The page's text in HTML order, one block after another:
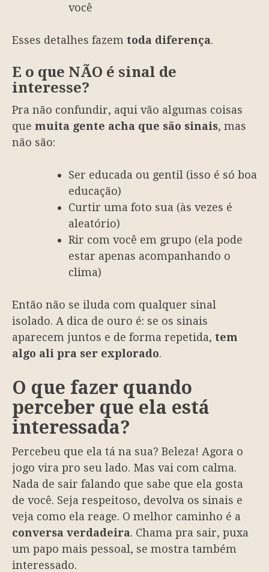
você
Esses detalhes fazem toda diferença.
E o que NÃO é sinal de
interesse?
Pra não confundir, aqui vão algumas coisas
que muita gente acha que são sinais, mas
não são:
Ser educada ou gentil (isso é só boa
educação)
Curtir uma foto sua (às vezes é
aleatório)
Rir com você em grupo (ela pode
estar apenas acompanhando o
clima)
Então não se iluda com qualquer sinal
isolado. A dica de ouro é: se os sinais
aparecem juntos e de forma repetida, tem
algo ali pra ser explorado.
O que fazer quando
perceber que ela está
interessada?
Percebeu que ela tá na sua? Beleza! Agora o
jogo vira pro seu lado. Mas vai com calma.
Nada de sair falando que sabe que ela gosta
de você. Seja respeitoso, devolva os sinais e
veja como ela reage. O melhor caminho é a
conversa verdadeira. Chama pra sair, puxa
um papo mais pessoal, se mostra também
interessado.